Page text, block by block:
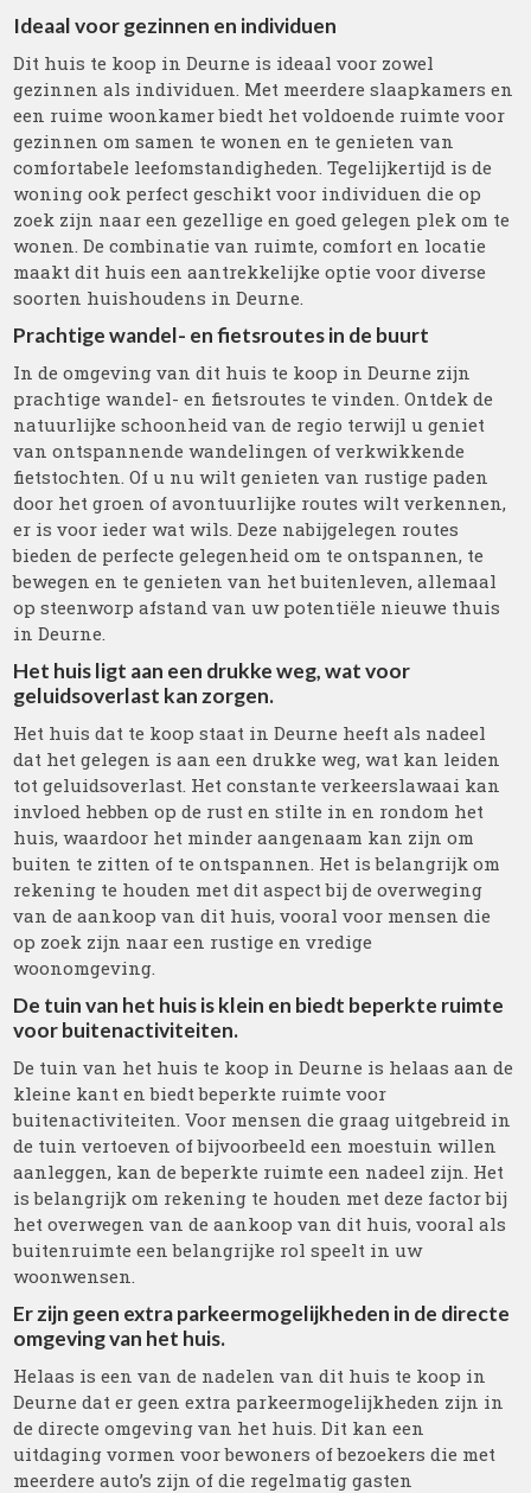
Ideaal voor gezinnen en individuen
Dit huis te koop in Deurne is ideaal voor zowel
gezinnen als individuen. Met meerdere slaapkamers en
een ruime woonkamer biedt het voldoende ruimte voor
gezinnen om samen te wonen en te genieten van
comfortabele leefomstandigheden. Tegelijkertijd is de
woning ook perfect geschikt voor individuen die op
zoek zijn naar een gezellige en goed gelegen plek om te
wonen. De combinatie van ruimte, comfort en locatie
maakt dit huis een aantrekkelijke optie voor diverse
soorten huishoudens in Deurne.
Prachtige wandel- en fietsroutes in de buurt
In de omgeving van dit huis te koop in Deurne zijn
prachtige wandel- en fietsroutes te vinden. Ontdek de
natuurlijke schoonheid van de regio terwijl u geniet
van ontspannende wandelingen of verkwikkende
fietstochten. Of u nu wilt genieten van rustige paden
door het groen of avontuurlijke routes wilt verkennen,
er is voor ieder wat wils. Deze nabijgelegen routes
bieden de perfecte gelegenheid om te ontspannen, te
bewegen en te genieten van het buitenleven, allemaal
op steenworp afstand van uw potentiële nieuwe thuis
in Deurne.
Het huis ligt aan een drukke weg, wat voor
geluidsoverlast kan zorgen.
Het huis dat te koop staat in Deurne heeft als nadeel
dat het gelegen is aan een drukke weg, wat kan leiden
tot geluidsoverlast. Het constante verkeerslawaai kan
invloed hebben op de rust en stilte in en rondom het
huis, waardoor het minder aangenaam kan zijn om
buiten te zitten of te ontspannen. Het is belangrijk om
rekening te houden met dit aspect bij de overweging
van de aankoop van dit huis, vooral voor mensen die
op zoek zijn naar een rustige en vredige
woonomgeving.
De tuin van het huis is klein en biedt beperkte ruimte
voor buitenactiviteiten.
De tuin van het huis te koop in Deurne is helaas aan de
kleine kant en biedt beperkte ruimte voor
buitenactiviteiten. Voor mensen die graag uitgebreid in
de tuin vertoeven of bijvoorbeeld een moestuin willen
aanleggen, kan de beperkte ruimte een nadeel zijn. Het
is belangrijk om rekening te houden met deze factor bij
het overwegen van de aankoop van dit huis, vooral als
buitenruimte een belangrijke rol speelt in uw
woonwensen.
Er zijn geen extra parkeermogelijkheden in de directe
omgeving van het huis.
Helaas is een van de nadelen van dit huis te koop in
Deurne dat er geen extra parkeermogelijkheden zijn in
de directe omgeving van het huis. Dit kan een
uitdaging vormen voor bewoners of bezoekers die met
meerdere auto’s zijn of die regelmatig gasten